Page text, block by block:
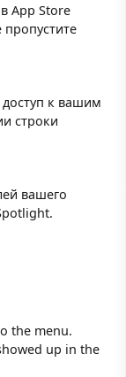
App Store
к вашим
строки
вашего
the menu.
up in the